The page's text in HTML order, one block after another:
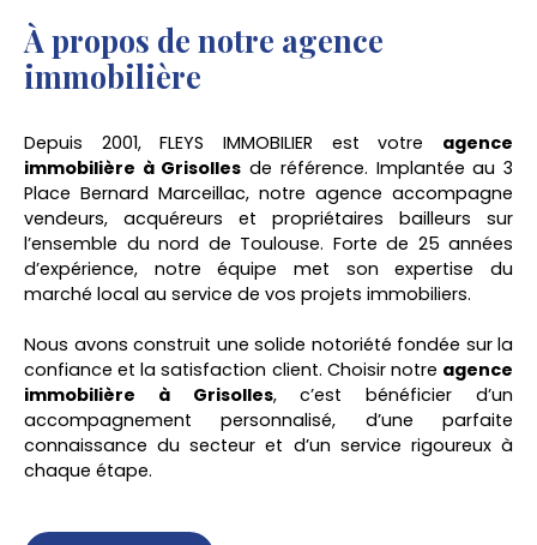
À propos de notre agence
immobilière
Depuis 2001, FLEYS IMMOBILIER est votre agence
immobilière à Grisolles de référence. Implantée au 3
Place Bernard Marceillac, notre agence accompagne
vendeurs, acquéreurs et propriétaires bailleurs sur
l’ensemble du nord de Toulouse. Forte de 25 années
d’expérience, notre équipe met son expertise du
marché local au service de vos projets immobiliers.
Nous avons construit une solide notoriété fondée sur la
confiance et la satisfaction client. Choisir notre agence
immobilière à Grisolles, c’est bénéficier d’un
accompagnement personnalisé, d’une parfaite
connaissance du secteur et d’un service rigoureux à
chaque étape.